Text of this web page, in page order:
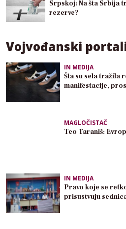
Srpskoj: Na šta Srbija
rezerve?
Vojvođanski
IN MEDIJA
Šta su sela tražila
manifestacije,
MAGLOČISTAČ
Teo Taraniš:
IN MEDIJA
Pravo koje se
prisustvuju